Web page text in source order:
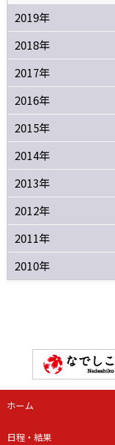
2019年
2018年
2017年
2016年
2015年
2014年
2013年
2012年
2011年
2010年
ホーム
日程・結果